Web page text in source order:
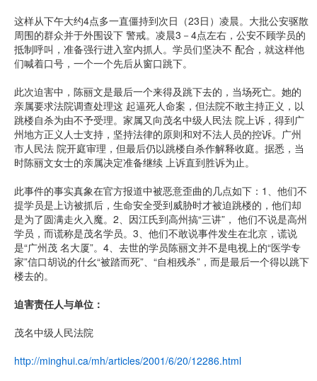
这样从下午大约4点多一直僵持到次日（23日）凌晨。大批公安驱散
周围的群众并于外围设下 警戒。凌晨3－4点左右，公安不顾学员的
抵制呼叫，准备强行进入室内抓人。学员们坚决不 配合，就这样他
们喊着口号，一个一个先后从窗口跳下。
此次迫害中，陈丽文是最后一个来得及跳下去的，当场死亡。她的
亲属要求法院调查处理这 起逼死人命案，但法院不敢主持正义，以
跳楼自杀为由不予受理。家属又向茂名中级人民法 院上诉，得到广
州地方正义人士支持，坚持法律的原则和对不法人员的控诉。广州
市人民法 院开庭审理，但最后仍以跳楼自杀作解释收庭。据悉，当
时陈丽文女士的亲属决定准备继续 上诉直到胜诉为止。
此事件的事实真象在官方报道中被恶意歪曲的几点如下：1、他们不
提学员是上访被抓后，生命安全受到威胁时才被迫跳楼的，他们却
是为了圆满走火入魔。2、因江氏到高州搞“三讲”， 他们不说是高州
学员，而谎称是茂名学员。3、他们不敢说事件发生在北京，谎说
是“广州茂 名大厦”。4、去世的学员陈丽文并不是电视上的“医学专
家”信口胡说的什幺“被踏而死”、“自相残杀”，而是最后一个得以跳下
楼去的。
迫害责任人与单位：
茂名中级人民法院
http://minghui.ca/mh/articles/2001/6/20/12286.html